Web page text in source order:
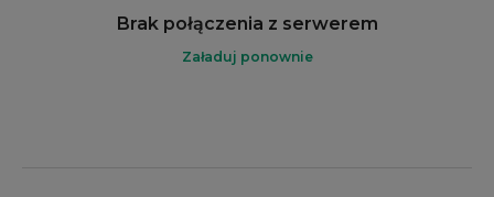
Brak połączenia z serwerem
Załaduj ponownie